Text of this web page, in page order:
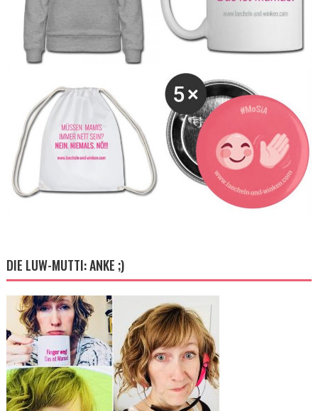
DIE LUW-MUTTI: ANKE ;)